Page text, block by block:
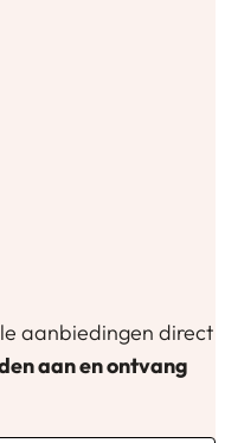
aanbiedingen direct
aan en ontvang